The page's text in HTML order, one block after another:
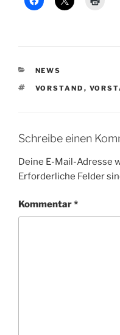
KATEGORIEN
NEWS
SCHLAGWÖRTER
VORSTAND ,
Schreibe einen
Deine E-Mail-Adresse
Erforderliche Felder
Kommentar*